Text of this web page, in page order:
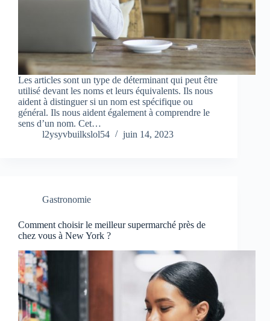
Les articles sont un type de déterminant qui peut être
utilisé devant les noms et leurs équivalents. Ils nous
aident à distinguer si un nom est spécifique ou
général. Ils nous aident également à comprendre le
sens d’un nom. Cet…
l2ysyvbuilkslol54
juin 14, 2023
Gastronomie
Comment choisir le meilleur supermarché près de
chez vous à New York ?